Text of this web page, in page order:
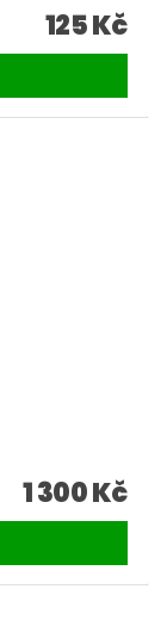
125 Kč
1 300 Kč